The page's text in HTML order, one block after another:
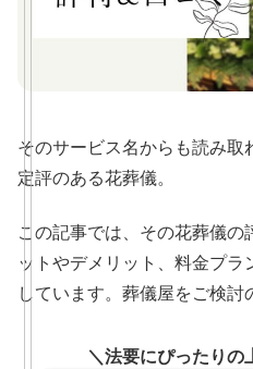
そのサービス名からも読み取
定評のある花葬儀。
この記事では、その花葬儀の
ットやデメリット、料金プ
しています。葬儀屋をご検討
法要にぴったりの